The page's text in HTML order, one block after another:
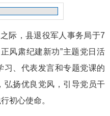
际，县退役军人事务局于7
风肃纪建新功”主题党日活
习、代表发言和专题党课的
弘扬优良党风，引导党员干
初心使命。